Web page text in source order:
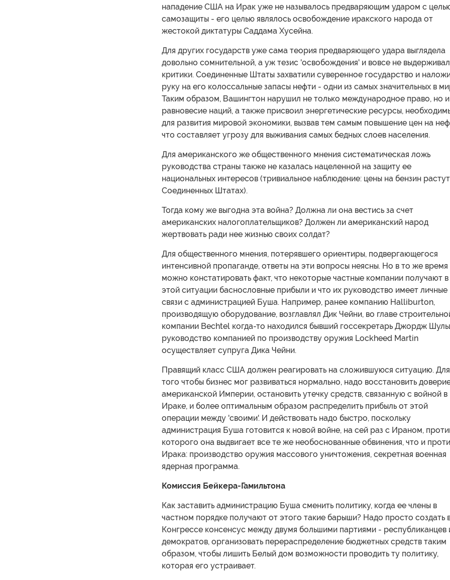
нападение США на Ирак уже не называлось предваряющим ударом с
самозащиты - его целью являлось освобождение иракского народа от
жестокой диктатуры Саддама Хусейна.
Для других государств уже сама теория предваряющего удара выглядела
довольно сомнительной, а уж тезис 'освобождения' и вовсе не выдерживал
критики. Соединенные Штаты захватили суверенное государство и
руку на его колоссальные запасы нефти - одни из самых значительных в
Таким образом, Вашингтон нарушил не только международное право, но и
равновесие наций, а также присвоил энергетические ресурсы,
для развития мировой экономики, вызвав тем самым повышение цен на
что составляет угрозу для выживания самых бедных слоев населения.
Для американского же общественного мнения систематическая ложь
руководства страны также не казалась нацеленной на защиту ее
национальных интересов (тривиальное наблюдение: цены на бензин
Соединенных Штатах).
Тогда кому же выгодна эта война? Должна ли она вестись за счет
американских налогоплательщиков? Должен ли американский народ
жертвовать ради нее жизнью своих солдат?
Для общественного мнения, потерявшего ориентиры, подвергающегося
интенсивной пропаганде, ответы на эти вопросы неясны. Но в то же время
можно констатировать факт, что некоторые частные компании получают в
этой ситуации баснословные прибыли и что их руководство имеет личные
связи с администрацией Буша. Например, ранее компанию Halliburton,
производящую оборудование, возглавлял Дик Чейни, во главе
компании Bechtel когда-то находился бывший госсекретарь Джордж
руководство компанией по производству оружия Lockheed Martin
осуществляет супруга Дика Чейни.
Правящий класс США должен реагировать на сложившуюся ситуацию. Для
того чтобы бизнес мог развиваться нормально, надо восстановить
американской Империи, остановить утечку средств, связанную с войной в
Ираке, и более оптимальным образом распределить прибыль от этой
операции между 'своими'. И действовать надо быстро, поскольку
администрация Буша готовится к новой войне, на сей раз с Ираном,
которого она выдвигает все те же необоснованные обвинения, что и
Ирака: производство оружия массового уничтожения, секретная военная
ядерная программа.
Комиссия Бейкера-Гамильтона
Как заставить администрацию Буша сменить политику, когда ее члены в
частном порядке получают от этого такие барыши? Надо просто создать
Конгрессе консенсус между двумя большими партиями - республиканцев
демократов, организовать перераспределение бюджетных средств таким
образом, чтобы лишить Белый дом возможности проводить ту политику,
которая его устраивает.